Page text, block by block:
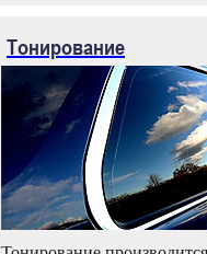
Тонирование